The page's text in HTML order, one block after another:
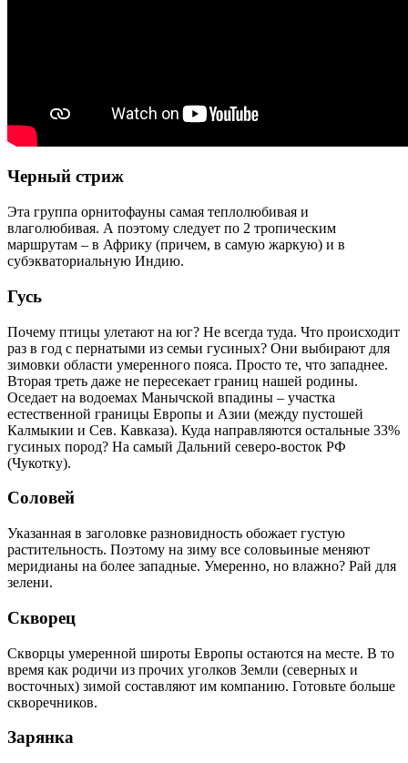
Черный стриж
Эта группа орнитофауны самая теплолюбивая и
влаголюбивая. А поэтому следует по 2 тропическим
маршрутам – в Африку (причем, в самую жаркую) и в
субэкваториальную Индию.
Гусь
Почему птицы улетают на юг? Не всегда туда. Что происходит
раз в год с пернатыми из семьи гусиных? Они выбирают для
зимовки области умеренного пояса. Просто те, что западнее.
Вторая треть даже не пересекает границ нашей родины.
Оседает на водоемах Манычской впадины – участка
естественной границы Европы и Азии (между пустошей
Калмыкии и Сев. Кавказа). Куда направляются остальные 33%
гусиных пород? На самый Дальний северо-восток РФ
(Чукотку).
Соловей
Указанная в заголовке разновидность обожает густую
растительность. Поэтому на зиму все соловьиные меняют
меридианы на более западные. Умеренно, но влажно? Рай для
зелени.
Скворец
Скворцы умеренной широты Европы остаются на месте. В то
время как родичи из прочих уголков Земли (северных и
восточных) зимой составляют им компанию. Готовьте больше
скворечников.
Зарянка